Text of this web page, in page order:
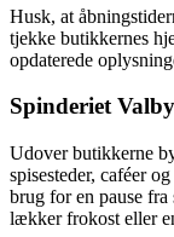
Husk, at
tjekke butikkernes
opdaterede
Spinderiet
Udover butikkerne
spisesteder, caféer
brug for en pause
lækker frokost eller